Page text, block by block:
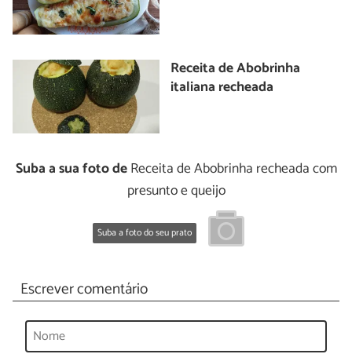
Receita de Abobrinha
italiana recheada
Suba a sua foto deReceita de Abobrinha recheada com
presunto e queijo
Suba a foto do seu prato
Escrever comentário